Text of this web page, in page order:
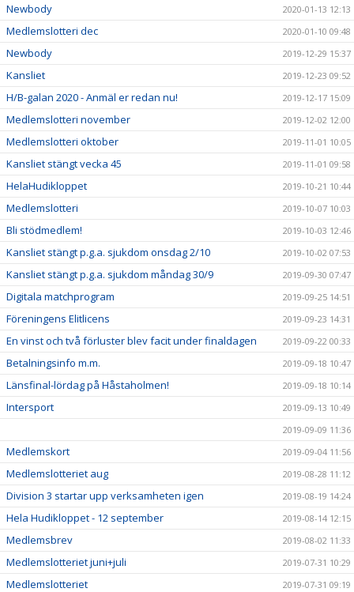
Newbody 2020-01-13 12:13
Medlemslotteri dec 2020-01-10 09:48
Newbody 2019-12-29 15:37
Kansliet 2019-12-23 09:52
H/B-galan 2020 - Anmäl er redan nu! 2019-12-17 15:09
Medlemslotteri november 2019-12-02 12:00
Medlemslotteri oktober 2019-11-01 10:05
Kansliet stängt vecka 45 2019-11-01 09:58
HelaHudikloppet 2019-10-21 10:44
Medlemslotteri 2019-10-07 10:03
Bli stödmedlem! 2019-10-03 12:46
Kansliet stängt p.g.a. sjukdom onsdag 2/10 2019-10-02 07:53
Kansliet stängt p.g.a. sjukdom måndag 30/9 2019-09-30 07:47
Digitala matchprogram 2019-09-25 14:51
Föreningens Elitlicens 2019-09-23 14:31
En vinst och två förluster blev facit under finaldagen 2019-09-22 00:33
Betalningsinfo m.m. 2019-09-18 10:47
Länsfinal-lördag på Håstaholmen! 2019-09-18 10:14
Intersport
2019-09-13 10:49
2019-09-09 11:36
Medlemskort 2019-09-04 11:56
Medlemslotteriet aug 2019-08-28 11:12
Division 3 startar upp verksamheten igen 2019-08-19 14:24
Hela Hudikloppet - 12 september 2019-08-14 12:15
Medlemsbrev 2019-08-02 11:33
Medlemslotteriet juni+juli 2019-07-31 10:29
Medlemslotteriet 2019-07-31 09:19